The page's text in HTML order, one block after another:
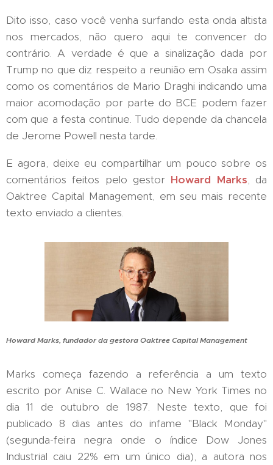
Dito isso, caso você venha surfando esta onda altista
nos mercados, não quero aqui te convencer do
contrário. A verdade é que a sinalização dada por
Trump no que diz respeito a reunião em Osaka assim
como os comentários de Mario Draghi indicando uma
maior acomodação por parte do BCE podem fazer
com que a festa continue. Tudo depende da chancela
de Jerome Powell nesta tarde.
E agora, deixe eu compartilhar um pouco sobre os
comentários feitos pelo gestor Howard Marks, da
Oaktree Capital Management, em seu mais recente
texto enviado a clientes.
Howard Marks, fundador da gestora Oaktree Capital Management
Marks começa fazendo a referência a um texto
escrito por Anise C. Wallace no New York Times no
dia 11 de outubro de 1987. Neste texto, que foi
publicado 8 dias antes do infame "Black Monday"
(segunda-feira negra onde o índice Dow Jones
Industrial caiu 22% em um único dia), a autora nos